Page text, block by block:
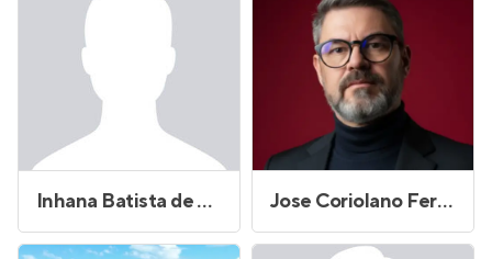
Inhana Batista de Araujo Jose Coriolano Fernandes Junior